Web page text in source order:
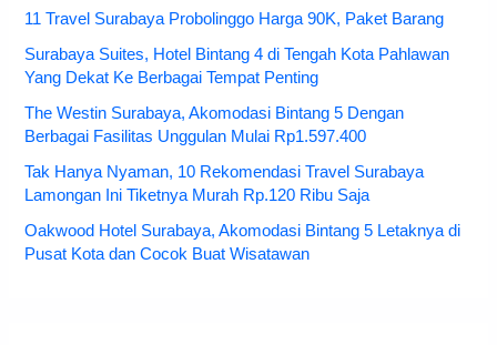
11 Travel Surabaya Probolinggo Harga 90K, Paket Barang
Surabaya Suites, Hotel Bintang 4 di Tengah Kota Pahlawan
Yang Dekat Ke Berbagai Tempat Penting
The Westin Surabaya, Akomodasi Bintang 5 Dengan
Berbagai Fasilitas Unggulan Mulai Rp1.597.400
Tak Hanya Nyaman, 10 Rekomendasi Travel Surabaya
Lamongan Ini Tiketnya Murah Rp.120 Ribu Saja
Oakwood Hotel Surabaya, Akomodasi Bintang 5 Letaknya di
Pusat Kota dan Cocok Buat Wisatawan